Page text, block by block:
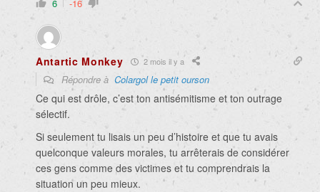
6 -16
Antartic Monkey 2 mois il y a
Répondre à Colargol le petit ourson
Ce qui est drôle, c’est ton antisémitisme et ton outrage
sélectif.
Si seulement tu lisais un peu d’histoire et que tu avais
quelconque valeurs morales, tu arrêterais de considérer
ces gens comme des victimes et tu comprendrais la
situation un peu mieux.